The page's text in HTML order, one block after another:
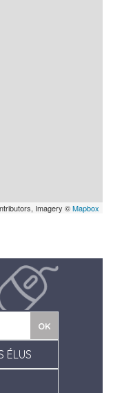
Imagery ©Mapbox
ÉLUS